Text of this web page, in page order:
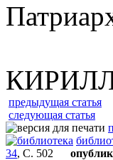
предыдущая статья
следующая статья
34, С. 502